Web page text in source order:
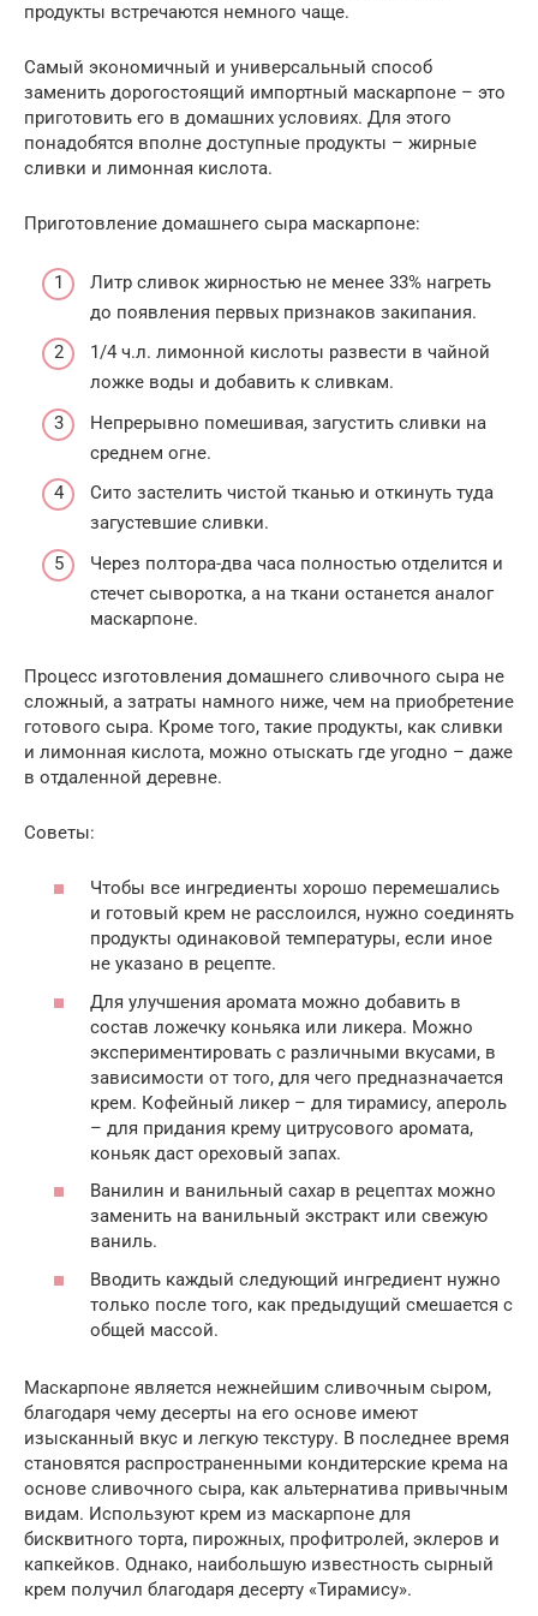
продукты встречаются немного чаще.
Самый экономичный и универсальный способ
заменить дорогостоящий импортный маскарпоне – это
приготовить его в домашних условиях. Для этого
понадобятся вполне доступные продукты – жирные
сливки и лимонная кислота.
Приготовление домашнего сыра маскарпоне:
Литр сливок жирностью не менее 33% нагреть
до появления первых признаков закипания.
1/4 ч.л. лимонной кислоты развести в чайной
ложке воды и добавить к сливкам.
Непрерывно помешивая, загустить сливки на
среднем огне.
Сито застелить чистой тканью и откинуть туда
загустевшие сливки.
Через полтора-два часа полностью отделится и
стечет сыворотка, а на ткани останется аналог
маскарпоне.
Процесс изготовления домашнего сливочного сыра не
сложный, а затраты намного ниже, чем на приобретение
готового сыра. Кроме того, такие продукты, как сливки
и лимонная кислота, можно отыскать где угодно – даже
в отдаленной деревне.
Советы:
Чтобы все ингредиенты хорошо перемешались
и готовый крем не расслоился, нужно соединять
продукты одинаковой температуры, если иное
не указано в рецепте.
Для улучшения аромата можно добавить в
состав ложечку коньяка или ликера. Можно
экспериментировать с различными вкусами, в
зависимости от того, для чего предназначается
крем. Кофейный ликер – для тирамису, апероль
– для придания крему цитрусового аромата,
коньяк даст ореховый запах.
Ванилин и ванильный сахар в рецептах можно
заменить на ванильный экстракт или свежую
ваниль.
Вводить каждый следующий ингредиент нужно
только после того, как предыдущий смешается с
общей массой.
Маскарпоне является нежнейшим сливочным сыром,
благодаря чему десерты на его основе имеют
изысканный вкус и легкую текстуру. В последнее время
становятся распространенными кондитерские крема на
основе сливочного сыра, как альтернатива привычным
видам. Используют крем из маскарпоне для
бисквитного торта, пирожных, профитролей, эклеров и
капкейков. Однако, наибольшую известность сырный
крем получил благодаря десерту «Тирамису».